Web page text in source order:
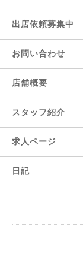
出店依頼募集中
お問い合わせ
店舗概要
スタッフ紹介
求人ページ
日記